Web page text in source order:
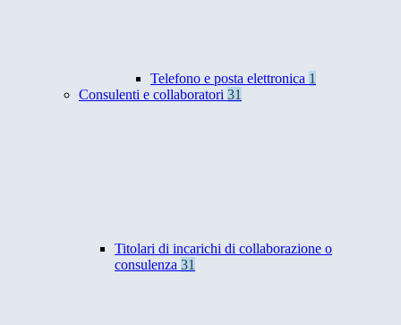
Telefono e posta elettronica 1
Consulenti e collaboratori 31
Titolari di incarichi di collaborazione o
consulenza 31